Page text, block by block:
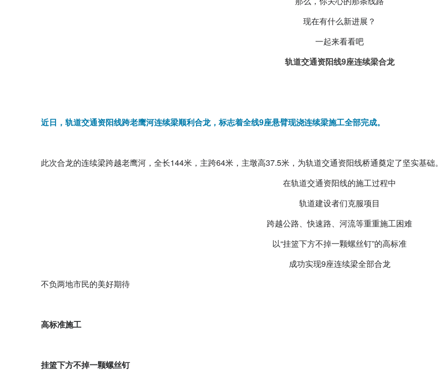
现在有什么新进展？
一起来看看吧
轨道交通资阳线9座连续梁合龙
近日，轨道交通资阳线跨老鹰河连续梁顺利合龙，标志着全线9座悬臂现浇连续梁施工全部完成。
此次合龙的连续梁跨越老鹰河，全长144米，主跨64米，主墩高37.5米，为轨道交通资阳线桥通奠定了坚实基础。
在轨道交通资阳线的施工过程中
轨道建设者们克服项目
跨越公路、快速路、河流等重重施工困难
以“挂篮下方不掉一颗螺丝钉”的高标准
成功实现9座连续梁全部合龙
不负两地市民的美好期待
高标准施工
挂篮下方不掉一颗螺丝钉